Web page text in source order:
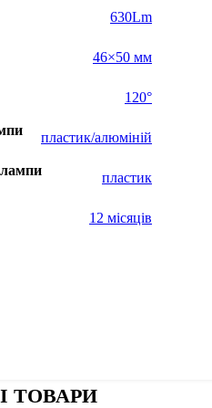
630Lm
46×50 мм
120°
пластик/алюміній
лампи пластик
12 місяців
ТОВАРИ